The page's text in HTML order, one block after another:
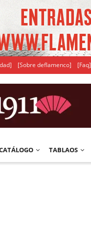
[Sobre deflamenco] [Faq]
TABLAOS